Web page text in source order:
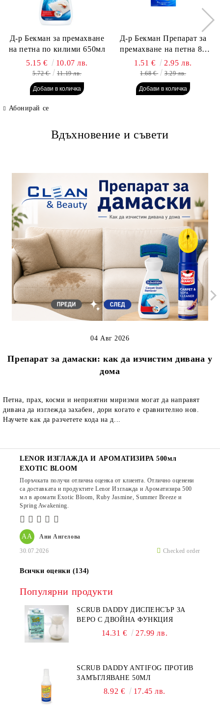
Д-р Бекман за премахване
на петна по килими 650мл
5.15 €
10.07 лв.
5.72 € 11.19 лв.
Д-р Бекман Препарат за
премахване на петна 80
гр. Пауч
1.51 € 2.95 лв.
1.68 € 3.29 лв.
Абонирай се
Вдъхновение и съвети
Препарат за дамаски: как да изчистим дивана у
дома
04 Авг 2026
Петна, прах, косми и неприятни миризми могат да направят
дивана да изглежда захабен, дори когато е сравнително нов.
Научете как да разчетете кода на д...
АА Ани Ангелова
30.07.2026 Checked order
LENOR ИЗГЛАЖДА И АРОМАТИЗИРА 500мл
EXOTIC BLOOM
Поръчката получи отлична оценка от клиента. Отлично оценени
са доставката и продуктите Lenor Изглажда и Ароматизира 500
мл в аромати Exotic Bloom, Ruby Jasmine, Summer Breeze и
Spring Awakening.
Всички оценки (134)
Популярни продукти
SCRUB DADDY ДИСПЕНСЪР ЗА
ВЕРО С ДВОЙНА ФУНКЦИЯ
14.31 € 27.99 лв.
SCRUB DADDY ANTIFOG ПРОТИВ
ЗАМЪГЛЯВАНЕ 50МЛ
8.92 € 17.45 лв.